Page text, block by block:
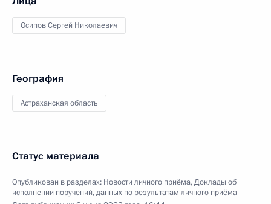
Осипов Сергей Николаевич
География
Астраханская область
Статус материала
Опубликован в разделах: Новости личного приёма,Доклады об
исполнении поручений, данных по результатам личного приёма